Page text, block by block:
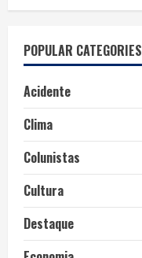
POPULAR CATEGORIES
Acidente
Clima
Colunistas
Cultura
Destaque